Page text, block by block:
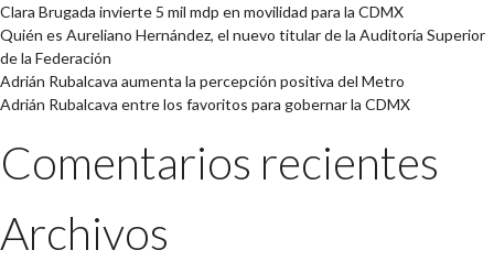
Clara Brugada invierte 5 mil mdp en movilidad para la CDMX
Quién es Aureliano Hernández, el nuevo titular de la Auditoría Superior
de la Federación
Adrián Rubalcava aumenta la percepción positiva del Metro
Adrián Rubalcava entre los favoritos para gobernar la CDMX
Comentarios recientes
Archivos